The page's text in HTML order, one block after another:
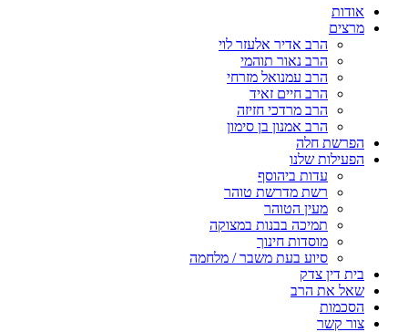
אודות
מרצים
הרב אדיר אלעזר לוי
הרב נאור תוהמי
הרב עמנואל מזרחי
הרב חיים זאיד
הרב מרדכי חזיזה
הרב אמנון בן סימון
הפרשת חלה
הפעילות שלנו
עדות ביהוסף
רשת מדרשת טוהר
מעין הטוהר
תמיכה בבנות במצוקה
מוסדות חינוך
סיוע בעת משבר / מלחמה
בית דין צדק
שאל את הרב
הסכמות
צור קשר